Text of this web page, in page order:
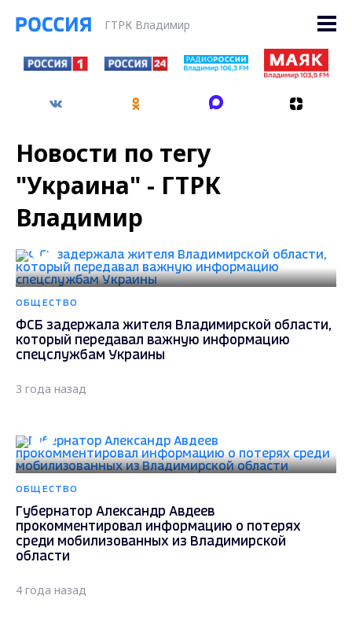
ГТРК Владимир
Новости по тегу
"Украина" - ГТРК
Владимир
ОБЩЕСТВО
ФСБ задержала жителя Владимирской области,
который передавал важную информацию
спецслужбам Украины
3 года назад
ОБЩЕСТВО
Губернатор Александр Авдеев
прокомментировал информацию о потерях
среди мобилизованных из Владимирской
области
4 года назад